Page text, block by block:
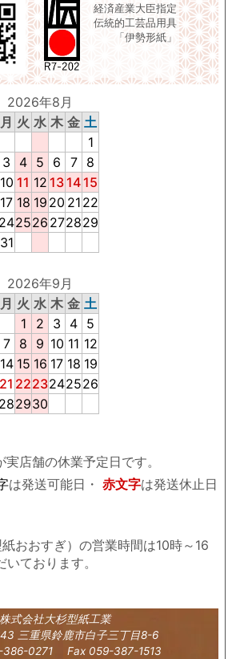
経済産業大臣指定
伝統的工芸品用具
「伊勢形紙」
2026年8月
月 火 水 木 金 土
1
3 4 5 6 7
8
10 11 12 13 14 15
17 18 19 20 21 22
242526 272829
31
2026年9月
月 火 水 木 金 土
1
2 3 4 5
7 8 9 10 11 12
14 15 16 17 18 19
21 2223242526
282930
実店舗の休業予定日です。
は発送可能日・ 赤文字は発送休止日
おおすぎ）の営業時間は10時～16
ております。
株式会社大杉型紙工業
三重県鈴鹿市白子三丁目8-6
386-0271 Fax 059-387-1513